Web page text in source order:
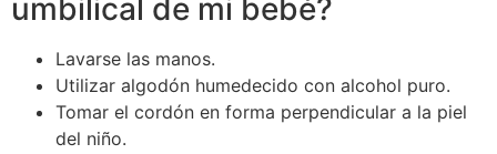
umbilical de mi bebé?
Lavarse las manos.
Utilizar algodón humedecido con alcohol puro.
Tomar el cordón en forma perpendicular a la piel
del niño.